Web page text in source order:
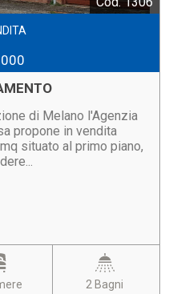
di Melano l'Agenzia
propone in vendita
situato al primo piano,
2 Bagni